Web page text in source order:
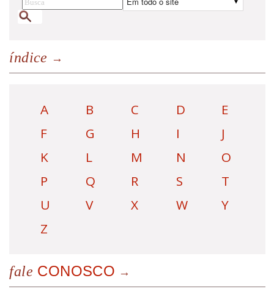
índice
A B C D
E
F
G H I
J
K
L M N
O
P
Q R S
T
U
V X W
Y
Z
fale CONOSCO